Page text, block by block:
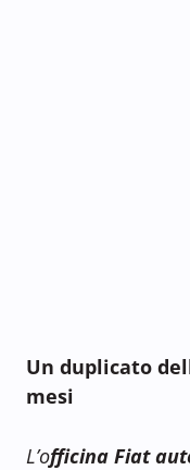
Un duplicato
mesi
L’officina Fiat